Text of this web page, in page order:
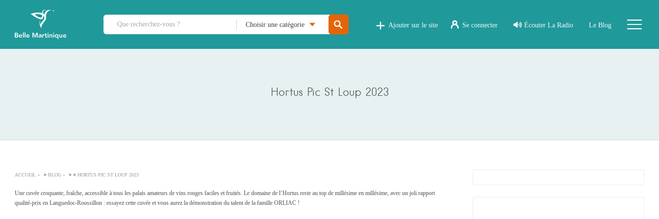
Choisir une catégorie Ajouter sur le site Se connecter Écouter La Radio Le Blog
Hortus Pic St Loup 2023
ACCUEIL » BLOG » » HORTUS PIC ST LOUP 2023
Une cuvée croquante, fraîche, accessible à tous les palais amateurs de vins rouges faciles et fruités. Le domaine de l’Hortus reste au top de millésime en millésime, avec un joli rapport
qualité-prix en Languedoc-Roussillon : essayez cette cuvée et vous aurez la démonstration du talent de la famille ORLIAC !